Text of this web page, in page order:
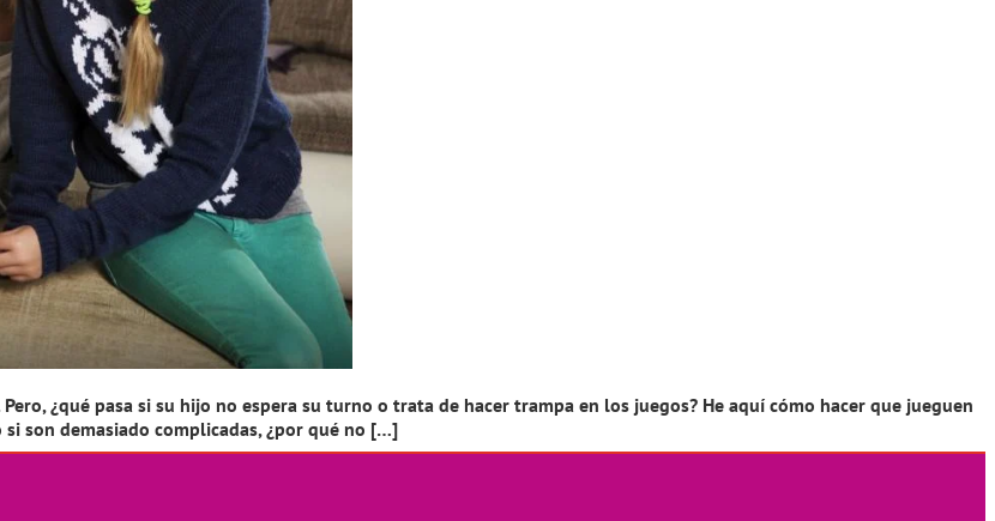
¿qué pasa si su hijo no espera su turno o trata de hacer trampa en los juegos? He aquí cómo hacer que jueguen
son demasiado complicadas, ¿por qué no […]